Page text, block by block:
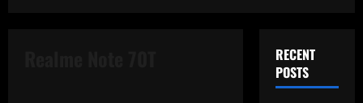
RECENT
POSTS